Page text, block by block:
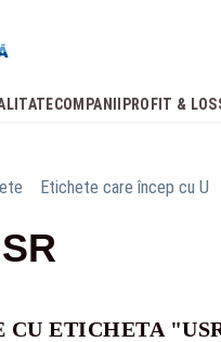
COMPANII PROFIT &
Etichete care încep cu U
CU ETICHETA